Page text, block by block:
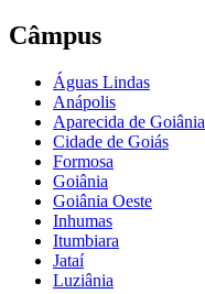
Câmpus
Águas Lindas
Anápolis
Aparecida de Goiânia
Cidade de Goiás
Formosa
Goiânia
Goiânia Oeste
Inhumas
Itumbiara
Jataí
Luziânia